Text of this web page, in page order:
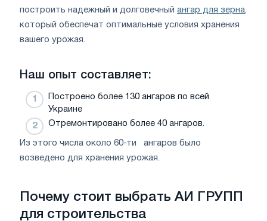
построить надежный и долговечный ангар для зерна,
который обеспечат оптимальные условия хранения
вашего урожая.
Наш опыт составляет:
Построено более 130 ангаров по всей
Украине
Отремонтировано более 40 ангаров.
Из этого числа около 60-ти ангаров было
возведено для хранения урожая.
Почему стоит выбрать АИ ГРУПП
для строительства